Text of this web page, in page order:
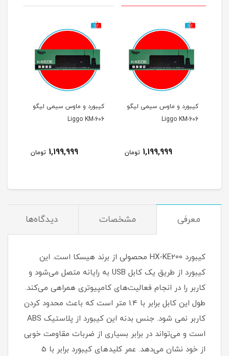
کیبورد و ماوس سیمی لیگو
Liggo KM-606
1,199,999 تومان
کیبورد و ماوس سیمی لیگو
Liggo KM-606
1,199,999 تومان
معرفی مشخصات دیدگاه‌ها
کیبورد HX-KE200 محصولی از برند هیسکا است. این
کیبورد از طریق یک کابل USB به رایانه متصل می‌شود و
کاربر را در انجام فعالیت‌های کامپیوتری همراهی می‌کند.
طول این کابل برابر با 1.4 متر است که باعث محدود کردن
کاربر نمی شود. جنس بدنه این کیبورد از پلاستیک ABS
است و می‌تواند در برابر بسیاری از ضربات مقاومت خوبی
از خود نشان می‌دهد. عمر کلیدهای کیبورد برابر با 5